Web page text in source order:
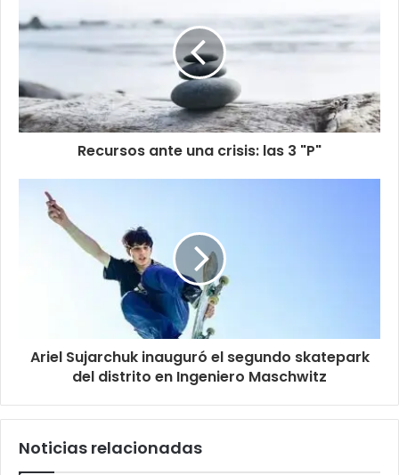
Recursos ante una crisis: las 3 "P"
Ariel Sujarchuk inauguró el segundo skatepark
del distrito en Ingeniero Maschwitz
Noticias relacionadas